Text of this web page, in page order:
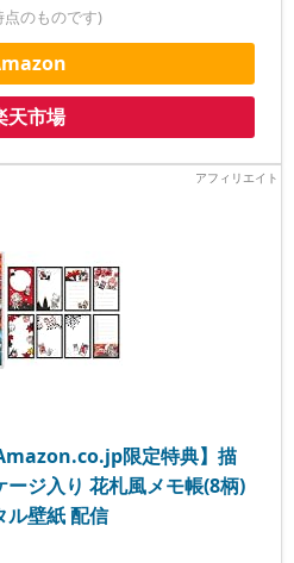
のものです)
天市場
限定特典】描
ジ入り 花札風メモ帳(8柄)
ル壁紙 配信